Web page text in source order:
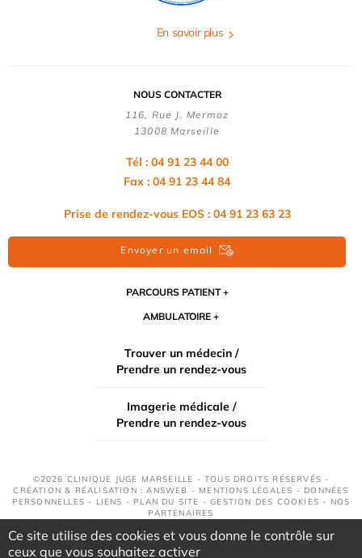
En savoir plus
NOUS CONTACTER
116, Rue J. Mermoz
13008 Marseille
Tél : 04 91 23 44 00
Fax : 04 91 23 44 84
Prise de rendez-vous EOS : 04 91 23 63 23
Envoyer un email
PARCOURS PATIENT
AMBULATOIRE
Trouver un médecin /
Prendre un rendez-vous
Imagerie médicale /
Prendre un rendez-vous
©2026 CLINIQUE JUGE MARSEILLE - TOUS DROITS RÉSERVÉS -
CRÉATION & RÉALISATION : ANSWEB - MENTIONS LÉGALES - DONNÉES
PERSONNELLES - LIENS - PLAN DU SITE -GESTION DES COOKIES - NOS
PARTENAIRES
Ce site utilise des cookies et vous donne le contrôle sur
ceux que vous souhaitez activer